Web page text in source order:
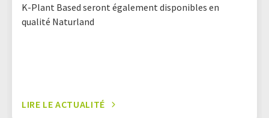
K-Plant Based seront également disponibles en
qualité Naturland
LIRE LE ACTUALITÉ